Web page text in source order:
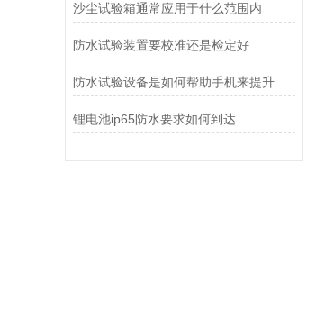
沙尘试验箱通常应用于什么范围内
防水试验装置要校准还是检定好
防水试验设备是如何帮助手机来提升防水性能的
锂电池ip65防水要求如何到达